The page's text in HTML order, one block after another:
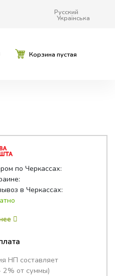
Русский
Українська
Корзина пустая
по Черкассах:
в Черкассах:
НП составляет
2% от суммы)